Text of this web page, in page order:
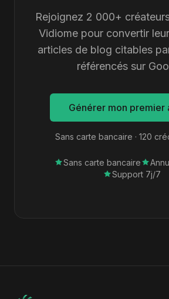
Rejoignez 2 000+
Vidiome pour convertir
articles de blog citables
référencés sur
Générer mon premier
Sans carte bancaire · 120
Sans carte bancaire
Support 7j/7